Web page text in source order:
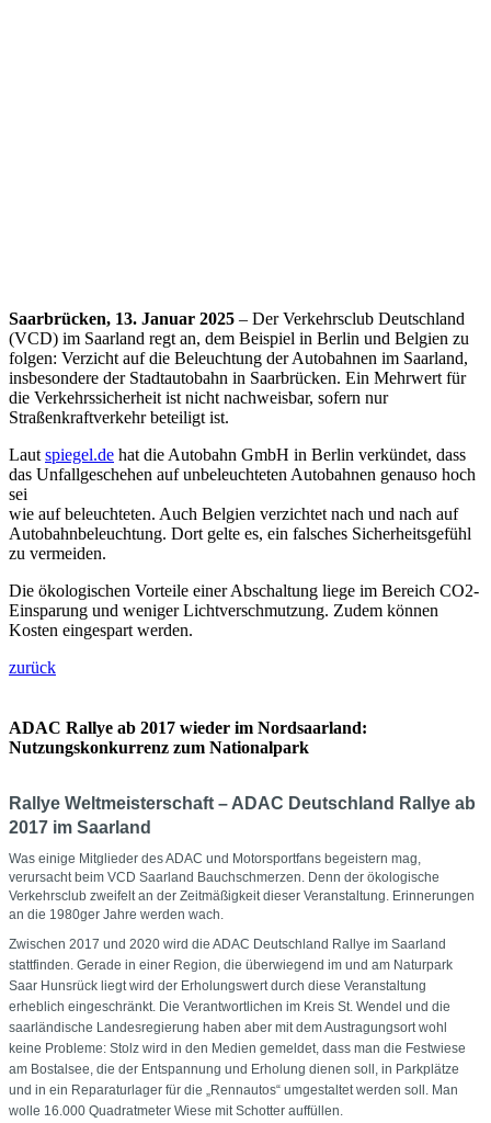
Saarbrücken, 13. Januar 2025 – Der Verkehrsclub Deutschland
(VCD) im Saarland regt an, dem Beispiel in Berlin und Belgien zu
folgen: Verzicht auf die Beleuchtung der Autobahnen im Saarland,
insbesondere der Stadtautobahn in Saarbrücken. Ein Mehrwert für
die Verkehrssicherheit ist nicht nachweisbar, sofern nur
Straßenkraftverkehr beteiligt ist.
Laut spiegel.de hat die Autobahn GmbH in Berlin verkündet, dass
das Unfallgeschehen auf unbeleuchteten Autobahnen genauso hoch
sei
wie auf beleuchteten. Auch Belgien verzichtet nach und nach auf
Autobahnbeleuchtung. Dort gelte es, ein falsches Sicherheitsgefühl
zu vermeiden.
Die ökologischen Vorteile einer Abschaltung liege im Bereich CO2-
Einsparung und weniger Lichtverschmutzung. Zudem können
Kosten eingespart werden.
zurück
ADAC Rallye ab 2017 wieder im Nordsaarland:
Nutzungskonkurrenz zum Nationalpark
Rallye Weltmeisterschaft – ADAC Deutschland Rallye ab
2017 im Saarland
Was einige Mitglieder des ADAC und Motorsportfans begeistern mag,
verursacht beim VCD Saarland Bauchschmerzen. Denn der ökologische
Verkehrsclub zweifelt an der Zeitmäßigkeit dieser Veranstaltung. Erinnerungen
an die 1980ger Jahre werden wach.
Zwischen 2017 und 2020 wird die ADAC Deutschland Rallye im Saarland
stattfinden. Gerade in einer Region, die überwiegend im und am Naturpark
Saar Hunsrück liegt wird der Erholungswert durch diese Veranstaltung
erheblich eingeschränkt. Die Verantwortlichen im Kreis St. Wendel und die
saarländische Landesregierung haben aber mit dem Austragungsort wohl
keine Probleme: Stolz wird in den Medien gemeldet, dass man die Festwiese
am Bostalsee, die der Entspannung und Erholung dienen soll, in Parkplätze
und in ein Reparaturlager für die „Rennautos“ umgestaltet werden soll. Man
wolle 16.000 Quadratmeter Wiese mit Schotter auffüllen.